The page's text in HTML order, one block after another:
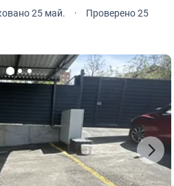
25 май. ·
Проверено 25